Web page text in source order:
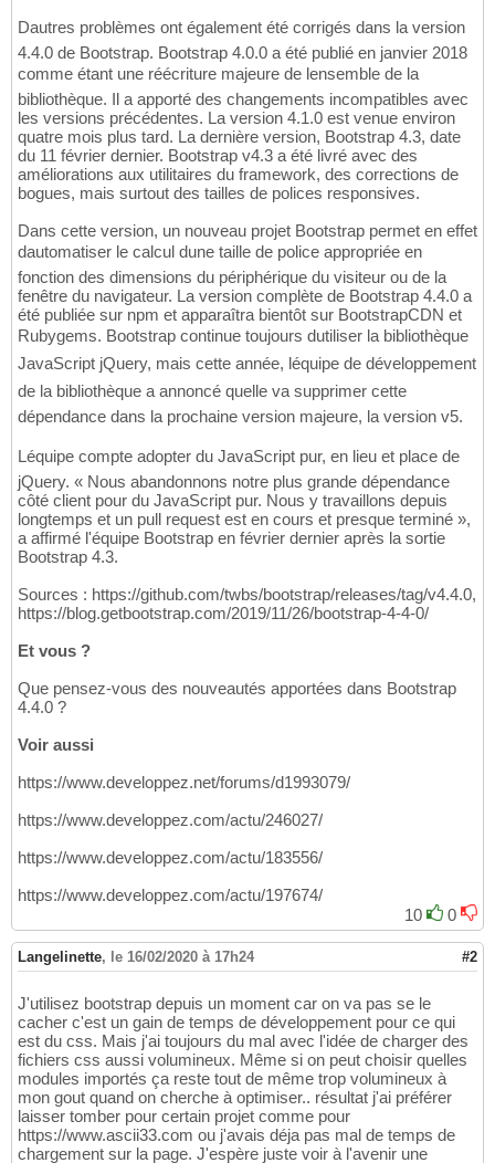
Dautres problèmes ont également été corrigés dans la version
4.4.0 de Bootstrap. Bootstrap 4.0.0 a été publié en janvier 2018
comme étant une réécriture majeure de lensemble de la
bibliothèque. Il a apporté des changements incompatibles avec
les versions précédentes. La version 4.1.0 est venue environ
quatre mois plus tard. La dernière version, Bootstrap 4.3, date
du 11 février dernier. Bootstrap v4.3 a été livré avec des
améliorations aux utilitaires du framework, des corrections de
bogues, mais surtout des tailles de polices responsives.
Dans cette version, un nouveau projet Bootstrap permet en effet
dautomatiser le calcul dune taille de police appropriée en
fonction des dimensions du périphérique du visiteur ou de la
fenêtre du navigateur. La version complète de Bootstrap 4.4.0 a
été publiée sur npm et apparaîtra bientôt sur BootstrapCDN et
Rubygems. Bootstrap continue toujours dutiliser la bibliothèque
JavaScript jQuery, mais cette année, léquipe de développement
de la bibliothèque a annoncé quelle va supprimer cette
dépendance dans la prochaine version majeure, la version v5.
Léquipe compte adopter du JavaScript pur, en lieu et place de
jQuery. « Nous abandonnons notre plus grande dépendance
côté client pour du JavaScript pur. Nous y travaillons depuis
longtemps et un pull request est en cours et presque terminé »,
a affirmé l'équipe Bootstrap en février dernier après la sortie
Bootstrap 4.3.
Sources : https://github.com/twbs/bootstrap/releases/tag/v4.4.0,
https://blog.getbootstrap.com/2019/11/26/bootstrap-4-4-0/
Et vous ?
Que pensez-vous des nouveautés apportées dans Bootstrap
4.4.0 ?
Voir aussi
https://www.developpez.net/forums/d1993079/
https://www.developpez.com/actu/246027/
https://www.developpez.com/actu/183556/
https://www.developpez.com/actu/197674/
10
0
Langelinette, le 16/02/2020 à 17h24 #2
J'utilisez bootstrap depuis un moment car on va pas se le
cacher c'est un gain de temps de développement pour ce qui
est du css. Mais j'ai toujours du mal avec l'idée de charger des
fichiers css aussi volumineux. Même si on peut choisir quelles
modules importés ça reste tout de même trop volumineux à
mon gout quand on cherche à optimiser.. résultat j'ai préférer
laisser tomber pour certain projet comme pour
https://www.ascii33.com ou j'avais déja pas mal de temps de
chargement sur la page. J'espère juste voir à l'avenir une